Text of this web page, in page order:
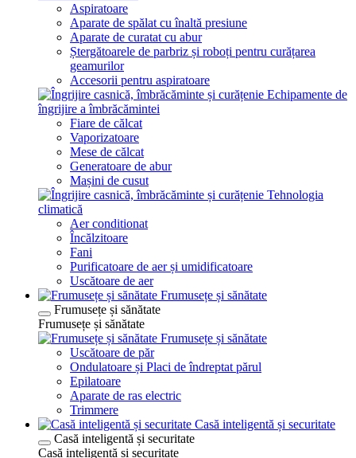
Aspiratoare
Aparate de spălat cu înaltă presiune
Aparate de curatat cu abur
Ștergătoarele de parbriz și roboți pentru curățarea
geamurilor
Accesorii pentru aspiratoare
Echipamente de
îngrijire a îmbrăcămintei
Fiare de călcat
Vaporizatoare
Mese de călcat
Generatoare de abur
Mașini de cusut
Tehnologia
climatică
Aer conditionat
Încălzitoare
Fani
Purificatoare de aer și umidificatoare
Uscătoare de aer
Frumusețe și sănătate
Frumusețe și sănătate
Frumusețe și sănătate
Frumusețe și sănătate
Uscătoare de păr
Ondulatoare și Placi de îndreptat părul
Epilatoare
Aparate de ras electric
Trimmere
Casă inteligentă și securitate
Casă inteligentă și securitate
Casă inteligentă și securitate